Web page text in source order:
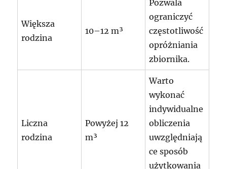
Większa
rodzina
10–12 m³
Pozwala
ograniczyć
częstotliwość
opróżniania
zbiornika.
Liczna
rodzina
Powyżej 12
m³
Warto
wykonać
indywidualne
obliczenia
uwzględniają
ce sposób
użytkowania